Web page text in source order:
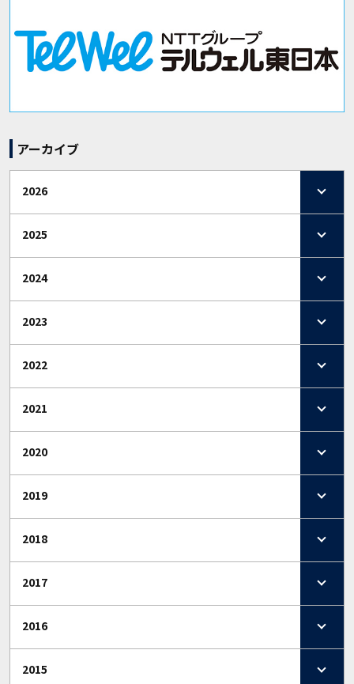
アーカイブ
2026
2025
2024
2023
2022
2021
2020
2019
2018
2017
2016
2015